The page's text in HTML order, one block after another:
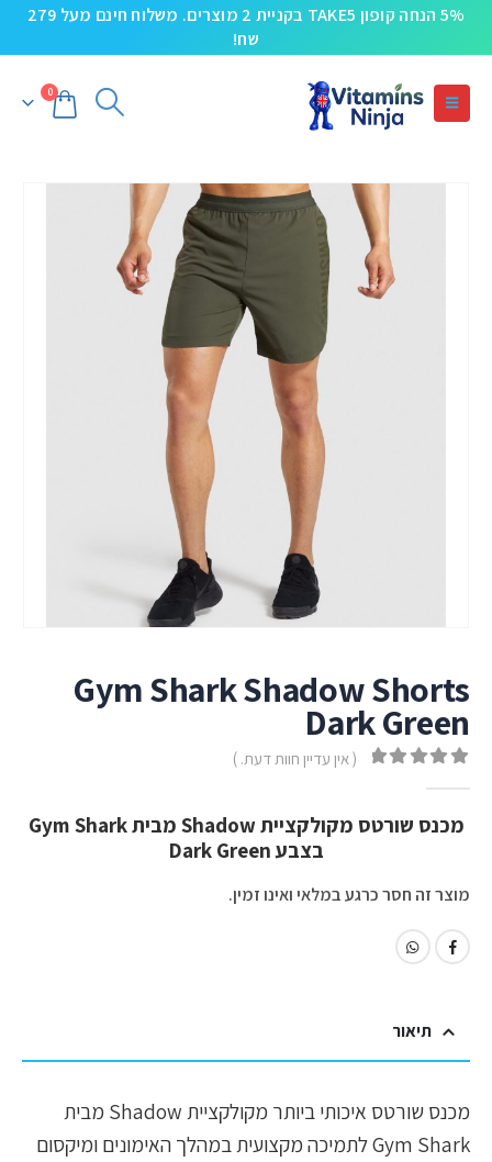
5% הנחה קופון TAKE5 בקניית 2 מוצרים. משלוח חינם מעל 279
שח!
0
Gym Shark Shadow Shorts
Dark Green
( אין עדיין חוות דעת. )
מכנס שורטס מקולקציית Shadow מבית Gym Shark
בצבע Dark Green
מוצר זה חסר כרגע במלאי ואינו זמין.
תיאור
מכנס שורטס איכותי ביותר מקולקציית Shadow מבית
Gym Shark לתמיכה מקצועית במהלך האימונים ומיקסום